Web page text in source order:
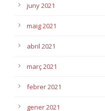
juny 2021
maig 2021
abril 2021
març 2021
febrer 2021
gener 2021